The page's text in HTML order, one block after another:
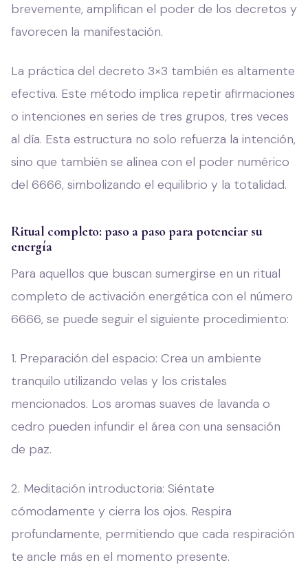
brevemente, amplifican el poder de los decretos y
favorecen la manifestación.
La práctica del decreto 3×3 también es altamente
efectiva. Este método implica repetir afirmaciones
o intenciones en series de tres grupos, tres veces
al día. Esta estructura no solo refuerza la intención,
sino que también se alinea con el poder numérico
del 6666, simbolizando el equilibrio y la totalidad.
Ritual completo: paso a paso para potenciar su
energía
Para aquellos que buscan sumergirse en un ritual
completo de activación energética con el número
6666, se puede seguir el siguiente procedimiento:
1. Preparación del espacio: Crea un ambiente
tranquilo utilizando velas y los cristales
mencionados. Los aromas suaves de lavanda o
cedro pueden infundir el área con una sensación
de paz.
2. Meditación introductoria: Siéntate
cómodamente y cierra los ojos. Respira
profundamente, permitiendo que cada respiración
te ancle más en el momento presente.